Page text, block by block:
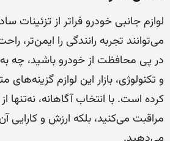
لوازم جانبی خودرو فراتر از تزئینات
می‌توانند تجربه رانندگی را ایمن‌تر،
در پی محافظت از خودرو باشید، چه به
و تکنولوژی، بازار این لوازم
کرده است. با انتخاب آگاهانه، نه‌تنها
مراقبت می‌کنید، بلکه ارزش و کارایی